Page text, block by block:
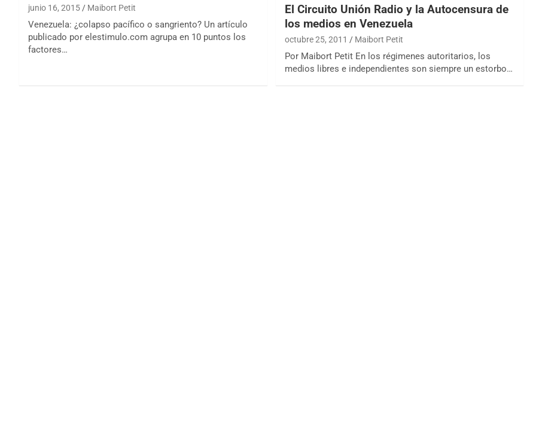
junio 16, 2015 Maibort Petit
Venezuela: ¿colapso pacífico o sangriento? Un artículo
publicado por elestimulo.com agrupa en 10 puntos los
factores…
El Circuito Unión Radio y la Autocensura de
los medios en Venezuela
octubre 25, 2011 Maibort Petit
Por Maibort Petit En los régimenes autoritarios, los
medios libres e independientes son siempre un estorbo…